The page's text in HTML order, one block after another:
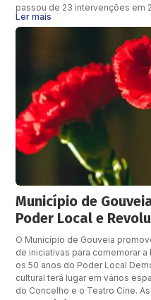
passou de 23 intervenções
Ler mais
Município de
Poder Local e
O Município de Gouveia
de iniciativas para comemorar
os 50 anos do Poder Local
cultural terá lugar em vários
do Concelho e o Teatro Cine.